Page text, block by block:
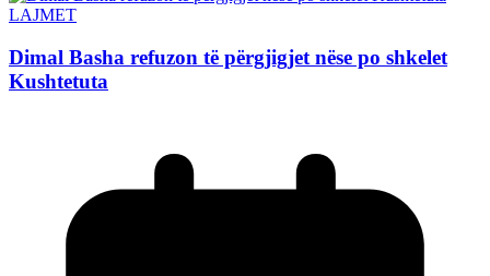
LAJMET
Dimal Basha refuzon të përgjigjet nëse po shkelet
Kushtetuta